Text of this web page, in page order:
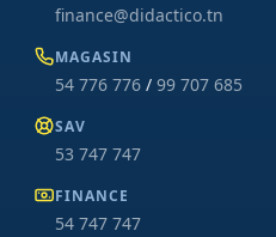
finance@didactico.tn
MAGASIN
54 776 776 / 99 707 685
SAV
53 747 747
FINANCE
54 747 747